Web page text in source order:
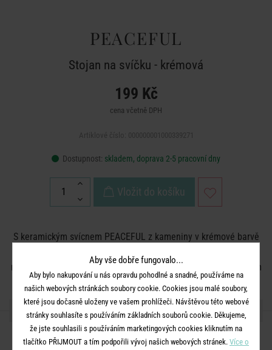
PEACEFUL
Stojan na svíčku - krémová
199 Kč
cena včetně DPH
Dostupnost: skladem, doprava 2-5 pracovní dny
Vložit do košíku
S keramickým svícnem PEACEFUL z kameniny v krémové barvě
na dřevěné stoly, nebo jej můžete na stůl zkombinovat s lněným
ubrusem a trendy nádobím s reaktivní glazurou.
SDÍLEJTE S PŘÁTELI
Aby vše dobře fungovalo...
Aby bylo nakupování u nás opravdu pohodlné a snadné, používáme na
našich webových stránkách soubory cookie. Cookies jsou malé soubory,
které jsou dočasně uloženy ve vašem prohlížeči. Návštěvou této webové
stránky souhlasíte s používáním základních souborů cookie. Děkujeme,
že jste souhlasili s používáním marketingových cookies kliknutím na
tlačítko PŘIJMOUT a tím podpořili vývoj našich webových stránek. Více o